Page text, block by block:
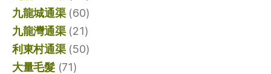
九龍城通渠(60)
九龍灣通渠(21)
利東村通渠(50)
大量毛髮(71)